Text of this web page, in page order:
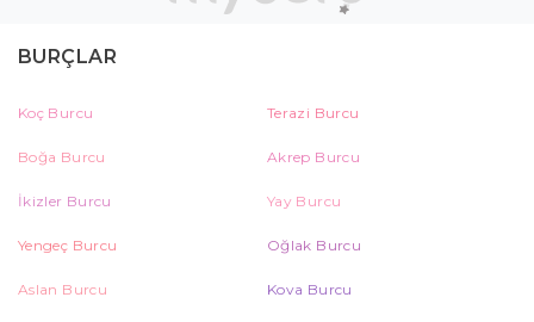
BURÇLAR
Koç Burcu Terazi Burcu
Boğa Burcu Akrep Burcu
İkizler Burcu Yay Burcu
Yengeç Burcu Oğlak Burcu
Aslan Burcu Kova Burcu